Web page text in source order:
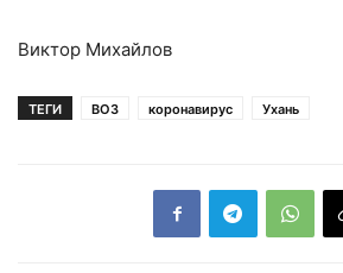
Виктор Михайлов
ТЕГИ ВОЗ коронавирус Ухань